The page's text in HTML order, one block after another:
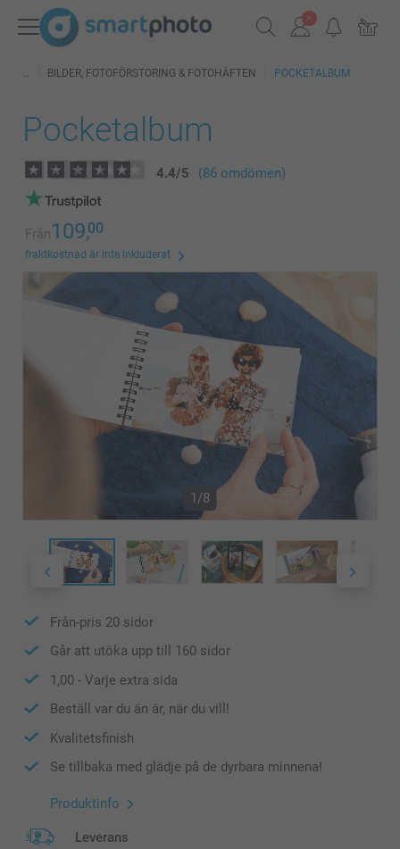
BILDER, FOTOFÖRSTORING & FOTOHÄFTEN POCKETALBUM
Pocketalbum
4.4/5 (86 omdömen)
Från109,00
fraktkostnad är inte inkluderat
1/8
Från-pris 20 sidor
Går att utöka upp till 160 sidor
1,00 - Varje extra sida
Beställ var du än är, när du vill!
Kvalitetsfinish
Se tillbaka med glädje på de dyrbara minnena!
Produktinfo
Leverans